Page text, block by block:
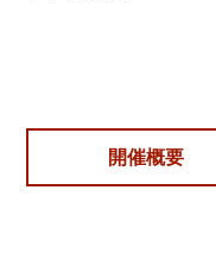
開催概要